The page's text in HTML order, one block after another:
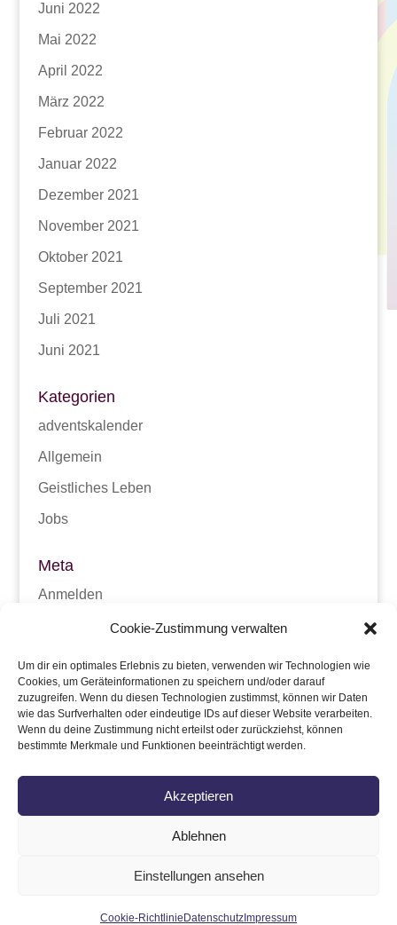
Cookie-Zustimmung verwalten
Um dir ein optimales Erlebnis zu bieten, verwenden wir Technologien wie
Cookies, um Geräteinformationen zu speichern und/oder darauf
zuzugreifen. Wenn du diesen Technologien zustimmst, können wir Daten
wie das Surfverhalten oder eindeutige IDs auf dieser Website verarbeiten.
Wenn du deine Zustimmung nicht erteilst oder zurückziehst, können
bestimmte Merkmale und Funktionen beeinträchtigt werden.
Akzeptieren
Ablehnen
Einstellungen ansehen
Cookie-Richtlinie Datenschutz Impressum
Juni 2022
Mai 2022
April 2022
März 2022
Februar 2022
Januar 2022
Dezember 2021
November 2021
Oktober 2021
September 2021
Juli 2021
Juni 2021
Kategorien
adventskalender
Allgemein
Geistliches Leben
Jobs
Meta
Anmelden
Eintrags-Feed
WordPress.org
Datenschutz
Cookie-Richtlinie (EU)